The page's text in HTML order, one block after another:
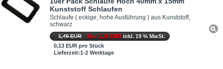
Kunststoff Schlaufen
Schlaufe ( eckige, hohe Ausführung ) aus Kunststoff,
schwarz
1,49 EUR Nur 1,29 EUR inkl. 19 % MwSt.
0,13 EUR pro Stück
Lieferzeit:1-2 Werktage